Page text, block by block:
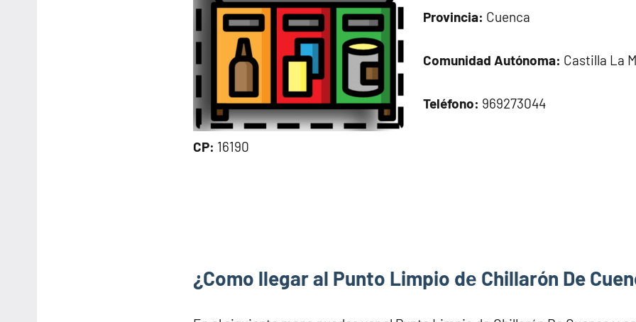
Provincia: Cuenca
Comunidad Autónoma: Castilla La
Teléfono: 969273044
CP: 16190
¿Como llegar al Punto Limpio dе Chillarón De